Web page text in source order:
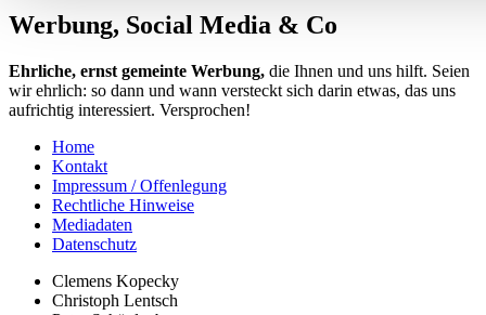
Werbung, Social Media & Co
Ehrliche, ernst gemeinte Werbung, die Ihnen und uns hilft. Seien
wir ehrlich: so dann und wann versteckt sich darin etwas, das uns
aufrichtig interessiert. Versprochen!
Home
Kontakt
Impressum / Offenlegung
Rechtliche Hinweise
Mediadaten
Datenschutz
Clemens Kopecky
Christoph Lentsch